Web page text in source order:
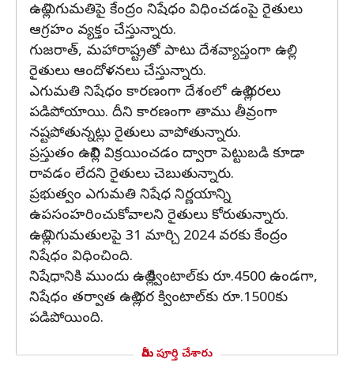
ఉల్లి ఎగుమతిపై కేంద్రం నిషేధం విధించడంపై రైతులు
ఆగ్రహం వ్యక్తం చేస్తున్నారు.
గుజరాత్, మహారాష్ట్రతో పాటు దేశవ్యాప్తంగా ఉల్లి
రైతులు ఆందోళనలు చేస్తున్నారు.
ఎగుమతి నిషేధం కారణంగా దేశంలో ఉల్లి ధరలు
పడిపోయాయి. దీని కారణంగా తాము తీవ్రంగా
నష్టపోతున్నట్లు రైతులు వాపోతున్నారు.
ప్రస్తుతం ఉల్లిని విక్రయించడం ద్వారా పెట్టుబడి కూడా
రావడం లేదని రైతులు చెబుతున్నారు.
ప్రభుత్వం ఎగుమతి నిషేధ నిర్ణయాన్ని
ఉపసంహరించుకోవాలని రైతులు కోరుతున్నారు.
ఉల్లి ఎగుమతులపై 31 మార్చి 2024 వరకు కేంద్రం
నిషేధం విధించింది.
నిషేధానికి ముందు ఉల్లి క్వింటాల్‌కు రూ.4500 ఉండగా,
నిషేధం తర్వాత ఉల్లి ధర క్వింటాల్‌కు రూ.1500కు
పడిపోయింది.
మీరు పూర్తి చేశారు